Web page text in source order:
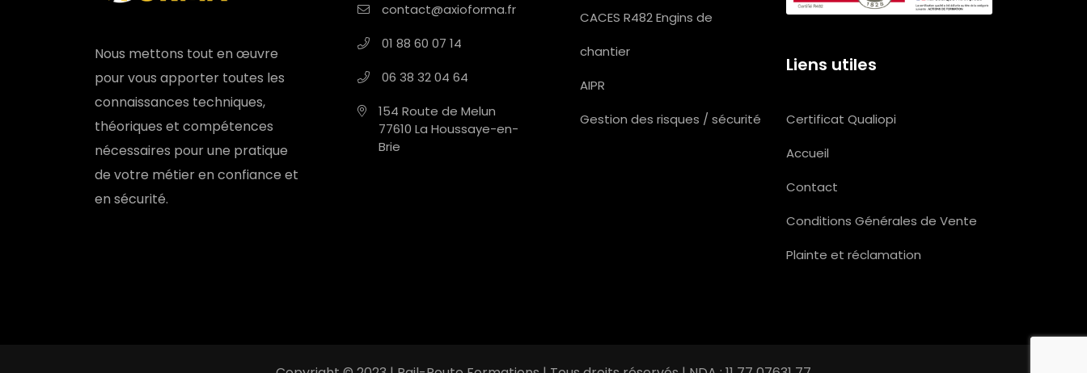
Nous mettons tout en œuvre
pour vous apporter toutes les
connaissances techniques,
théoriques et compétences
nécessaires pour une pratique
de votre métier en confiance et
en sécurité.
contact@axioforma.fr
01 88 60 07 14
06 38 32 04 64
154 Route de Melun
77610 La Houssaye-en-
Brie
CACES R482 Engins de
chantier
AIPR
Gestion des risques / sécurité
Liens utiles
Certificat Qualiopi
Accueil
Contact
Conditions Générales de Vente
Plainte et réclamation